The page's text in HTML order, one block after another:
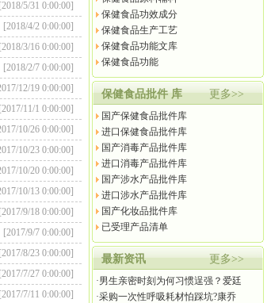
[2018/5/31 0:00:00]
[2018/4/2 0:00:00]
[2018/3/16 0:00:00]
[2018/2/7 0:00:00]
12/19 0:00:00]
[2017/11/1 0:00:00]
10/26 0:00:00]
10/23 0:00:00]
10/20 0:00:00]
10/13 0:00:00]
[2017/9/18 0:00:00]
[2017/9/7 0:00:00]
[2017/8/23 0:00:00]
[2017/7/27 0:00:00]
[2017/7/11 0:00:00]
保健食品功效成分
保健食品生产工艺
保健食品功能文库
保健食品功能
保健食品批件 库 更多>>
国产保健食品批件库
进口保健食品批件库
国产消毒产品批件库
进口消毒产品批件库
国产涉水产品批件库
进口涉水产品批件库
国产化妆品批件库
已受理产品清单
最新资讯 更多>>
·男生亲密时刻为何习惯逞强？爱廷
·采购一次性呼吸耗材怕踩坑?康乔